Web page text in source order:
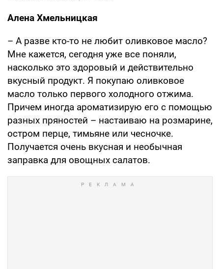
Алена Хмельницкая
– А разве кто-то не любит оливковое масло?
Мне кажется, сегодня уже все поняли,
насколько это здоровый и действительно
вкусный продукт. Я покупаю оливковое
масло только первого холодного отжима.
Причем иногда ароматизирую его с помощью
разных пряностей – настаиваю на розмарине,
остром перце, тимьяне или чесночке.
Получается очень вкусная и необычная
заправка для овощных салатов.